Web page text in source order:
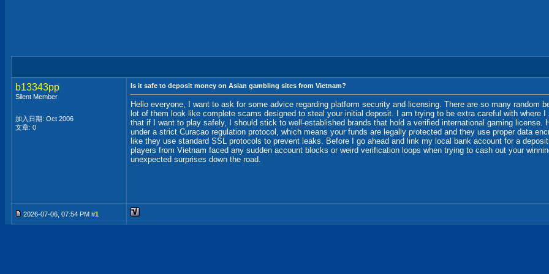
b13343pp
Silent Member
加入日期: Oct 2006
文章: 0
Is it safe to deposit money on Asian gambling sites from Vietnam?
Hello everyone, I want to ask for some advice regarding platform security and licensing. There are so many random
lot of them look like complete scams designed to steal your initial deposit. I am trying to be extra careful with where
that if I want to play safely, I should stick to well-established brands that hold a verified international gaming license.
under a strict Curacao regulation protocol, which means your funds are legally protected and they use proper data
like they use standard SSL protocols to prevent leaks. Before I go ahead and link my local bank account for a
players from Vietnam faced any sudden account blocks or weird verification loops when trying to cash out your
unexpected surprises down the road.
2026-07-06, 07:54 PM #1